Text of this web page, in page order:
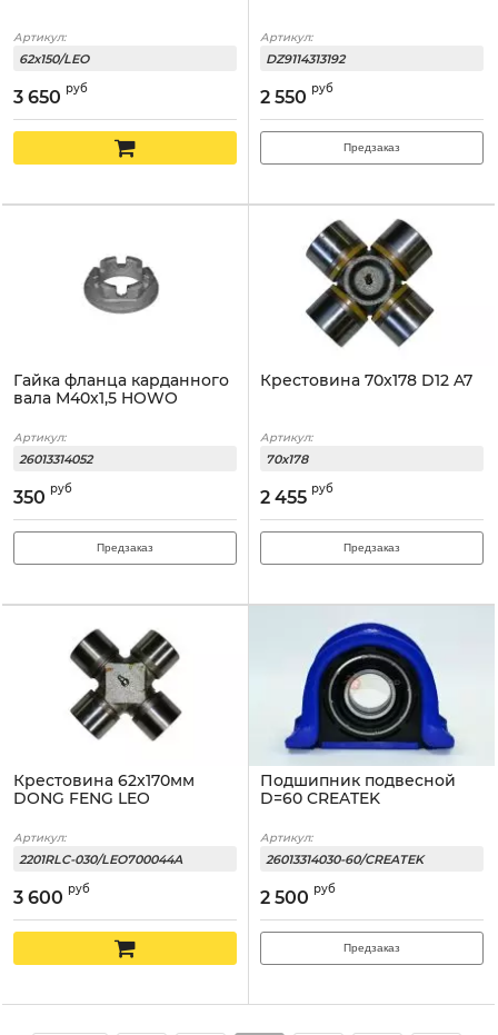
Артикул:
62x150/LEO
3 650 руб
Артикул:
DZ9114313192
2 550 руб
Предзаказ
Гайка фланца карданного
вала М40x1,5 HOWO
Артикул:
26013314052
350 руб
Предзаказ
Крестовина 70x178 D12 A7
Артикул:
70x178
2 455 руб
Предзаказ
Крестовина 62x170мм
DONG FENG LEO
Артикул:
2201RLC-030/LEO700044A
3 600 руб
Подшипник подвесной
D=60 CREATEK
Артикул:
26013314030-60/CREATEK
2 500 руб
Предзаказ